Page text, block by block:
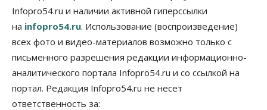
Предприятия Новосибирска
выстраивают системы защиты от атак БПЛА
07 Августа 2026, 09:00
Бизнес
По «Сибэлектротерму» выдали исполнительные
листы на полмиллиарда рублей
07 Августа 2026, 08:00
Infopro54.ru и наличии активной гиперссылки
на infopro54.ru. Использование (воспроизведение)
всех фото и видео-материалов возможно только с
письменного разрешения редакции информационно-
аналитического портала Infopro54.ru и со ссылкой на
портал. Редакция Infopro54.ru не несет
ответственность за: